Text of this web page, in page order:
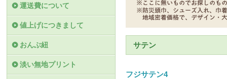
サテン
フジサテン4
運送費について
値上げにつきまして
おんぶ紐
淡い無地プリント